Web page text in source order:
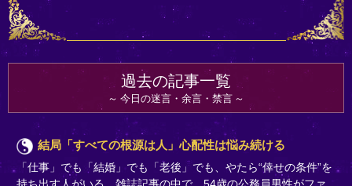
過去の記事一覧
今日の迷言・余言・禁言
結局「すべての根源は人」心配性は悩み続ける
「仕事」でも「結婚」でも「老後」でも、やたら“倖せの条件”を